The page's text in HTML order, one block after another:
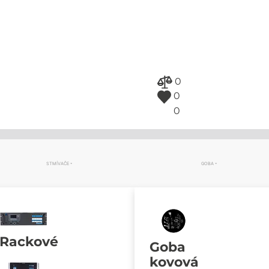
0
0
0
STMÍVAČE
Rackové
GOBA
Goba
kovová